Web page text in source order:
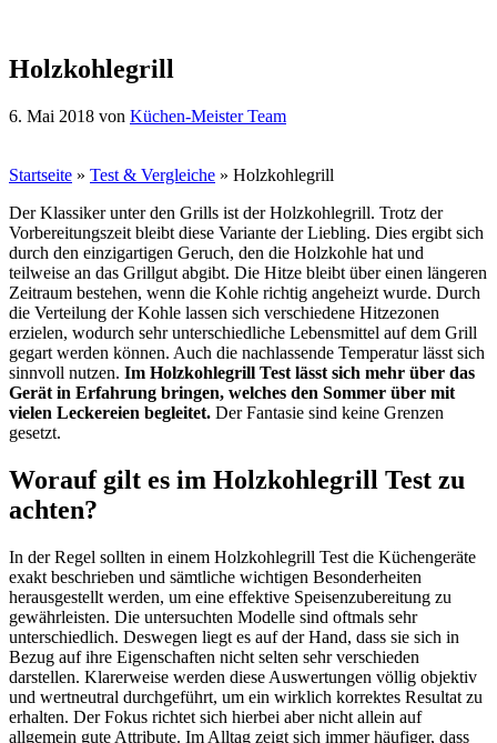
Holzkohlegrill
6. Mai 2018 von Küchen-Meister Team
Startseite » Test & Vergleiche » Holzkohlegrill
Der Klassiker unter den Grills ist der Holzkohlegrill. Trotz der
Vorbereitungszeit bleibt diese Variante der Liebling. Dies ergibt sich
durch den einzigartigen Geruch, den die Holzkohle hat und
teilweise an das Grillgut abgibt. Die Hitze bleibt über einen längeren
Zeitraum bestehen, wenn die Kohle richtig angeheizt wurde. Durch
die Verteilung der Kohle lassen sich verschiedene Hitzezonen
erzielen, wodurch sehr unterschiedliche Lebensmittel auf dem Grill
gegart werden können. Auch die nachlassende Temperatur lässt sich
sinnvoll nutzen. Im Holzkohlegrill Test lässt sich mehr über das
Gerät in Erfahrung bringen, welches den Sommer über mit
vielen Leckereien begleitet. Der Fantasie sind keine Grenzen
gesetzt.
Worauf gilt es im Holzkohlegrill Test zu
achten?
In der Regel sollten in einem Holzkohlegrill Test die Küchengeräte
exakt beschrieben und sämtliche wichtigen Besonderheiten
herausgestellt werden, um eine effektive Speisenzubereitung zu
gewährleisten. Die untersuchten Modelle sind oftmals sehr
unterschiedlich. Deswegen liegt es auf der Hand, dass sie sich in
Bezug auf ihre Eigenschaften nicht selten sehr verschieden
darstellen. Klarerweise werden diese Auswertungen völlig objektiv
und wertneutral durchgeführt, um ein wirklich korrektes Resultat zu
erhalten. Der Fokus richtet sich hierbei aber nicht allein auf
allgemein gute Attribute. Im Alltag zeigt sich immer häufiger, dass